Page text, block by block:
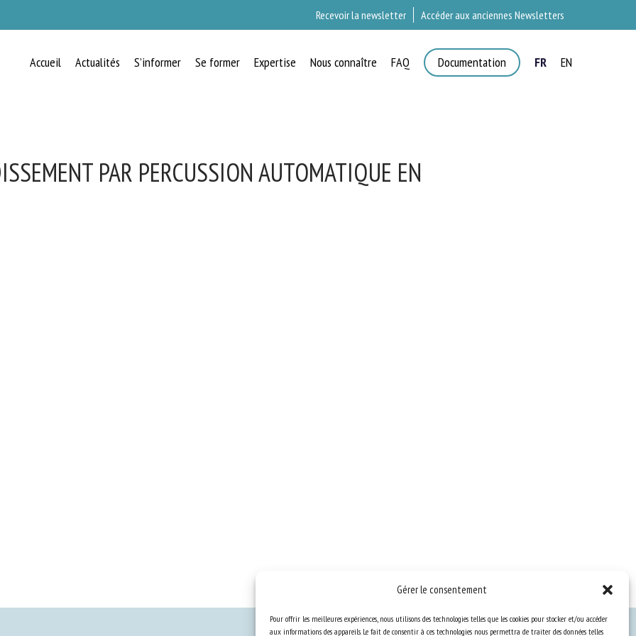
Gérer le consentement
Pour offrir les meilleures expériences, nous utilisons des technologies telles que les cookies pour stocker et/ou accéder
aux informations des appareils. Le fait de consentir à ces technologies nous permettra de traiter des données telles
Recevoir la newsletter Accéder aux anciennes Newsletters
Accueil Actualités S’informer Se former Expertise Nous connaître FAQ Documentation FR EN
PAR PERCUSSION AUTOMATIQUE EN